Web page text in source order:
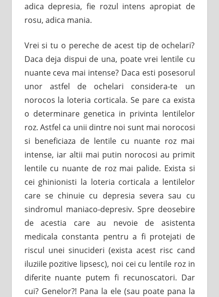
adica depresia, fie rozul intens apropiat de
rosu, adica mania.
Vrei si tu o pereche de acest tip de ochelari?
Daca deja dispui de una, poate vrei lentile cu
nuante ceva mai intense? Daca esti posesorul
unor astfel de ochelari considera-te un
norocos la loteria corticala. Se pare ca exista
o determinare genetica in privinta lentilelor
roz. Astfel ca unii dintre noi sunt mai norocosi
si beneficiaza de lentile cu nuante roz mai
intense, iar altii mai putin norocosi au primit
lentile cu nuante de roz mai palide. Exista si
cei ghinionisti la loteria corticala a lentilelor
care se chinuie cu depresia severa sau cu
sindromul maniaco-depresiv. Spre deosebire
de acestia care au nevoie de asistenta
medicala constanta pentru a fi protejati de
riscul unei sinucideri (exista acest risc cand
iluziile pozitive lipsesc), noi cei cu lentile roz in
diferite nuante putem fi recunoscatori. Dar
cui? Genelor?! Pana la ele (sau poate pana la